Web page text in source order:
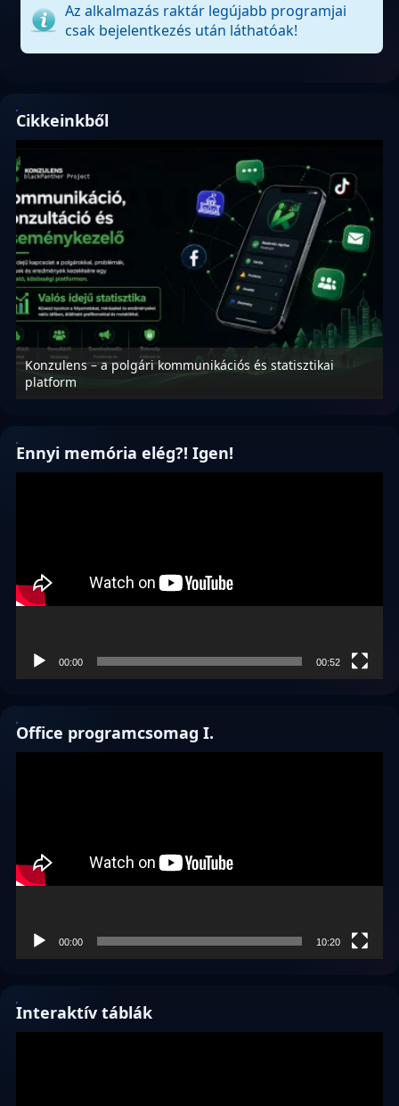
Az alkalmazás raktár legújabb programjai
csak bejelentkezés után láthatóak!
Cikkeinkből
Konzulens – a polgári kommunikációs és statisztikai
platform
Ennyi memória elég?! Igen!
00:00 00:52
Office programcsomag I.
00:00 10:20
Interaktív táblák